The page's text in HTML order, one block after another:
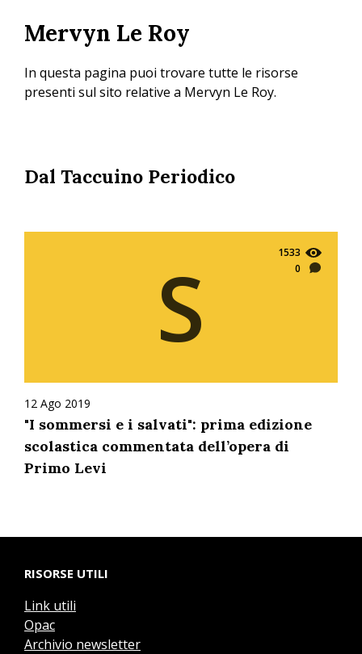
principale
Mervyn Le Roy
In questa pagina puoi trovare tutte le risorse
presenti sul sito relative a Mervyn Le Roy.
Dal Taccuino Periodico
1533
0
S
12 Ago 2019
"I sommersi e i salvati": prima edizione
scolastica commentata dell’opera di
Primo Levi
RISORSE UTILI
Link utili
Opac
Archivio newsletter